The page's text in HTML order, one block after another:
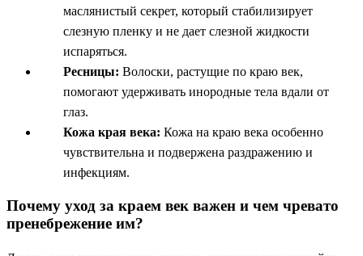
маслянистый секрет, который стабилизирует
слезную пленку и не дает слезной жидкости
испаряться.
Ресницы: Волоски, растущие по краю век,
помогают удерживать инородные тела вдали от
глаз.
Кожа края века: Кожа на краю века особенно
чувствительна и подвержена раздражению и
инфекциям.
Почему уход за краем век важен и чем чревато
пренебрежение им?